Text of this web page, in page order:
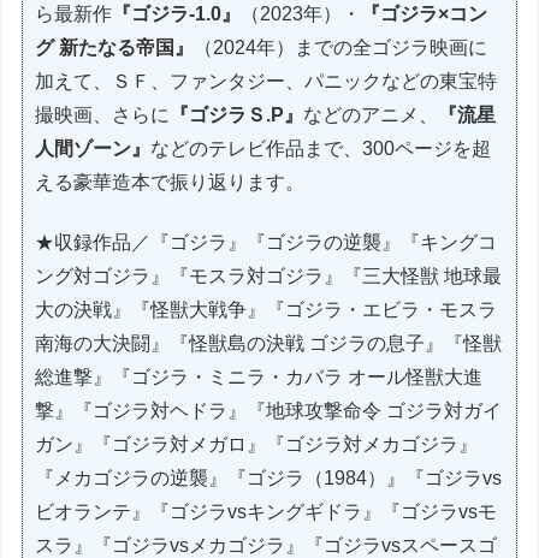
ら最新作 『ゴジラ-1.0』 （2023年）・
『ゴジラ×コン
グ 新たなる帝国』
（2024年）までの全ゴジラ映画に
加えて、ＳＦ、ファンタジー、パニックなどの東宝特
撮映画、さらに
『ゴジラＳ.P』 などのアニメ、
『流星
人間ゾーン』 などのテレビ作品まで、300ページを超
える豪華造本で振り返ります。
★収録作品／『ゴジラ』『ゴジラの逆襲』『キングコ
ング対ゴジラ』『モスラ対ゴジラ』『三大怪獣 地球最
大の決戦』『怪獣大戦争』『ゴジラ・エビラ・モスラ
南海の大決闘』『怪獣島の決戦 ゴジラの息子』『怪獣
総進撃』『ゴジラ・ミニラ・カバラ オール怪獣大進
撃』『ゴジラ対ヘドラ』『地球攻撃命令 ゴジラ対ガイ
ガン』『ゴジラ対メガロ』『ゴジラ対メカゴジラ』
『メカゴジラの逆襲』『ゴジラ（1984）』『ゴジラvs
ビオランテ』『ゴジラvsキングギドラ』『ゴジラvsモ
スラ』『ゴジラvsメカゴジラ』『ゴジラvsスペースゴ